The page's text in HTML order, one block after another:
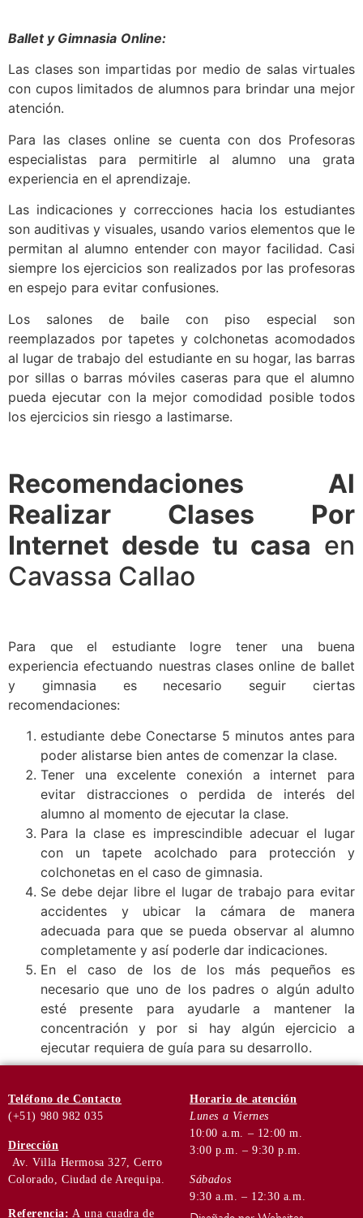
Ballet y Gimnasia Online:
Las clases son impartidas por medio de salas virtuales
con cupos limitados de alumnos para brindar una mejor
atención.
Para las clases online se cuenta con dos Profesoras
especialistas para permitirle al alumno una grata
experiencia en el aprendizaje.
Las indicaciones y correcciones hacia los estudiantes
son auditivas y visuales, usando varios elementos que le
permitan al alumno entender con mayor facilidad. Casi
siempre los ejercicios son realizados por las profesoras
en espejo para evitar confusiones.
Los salones de baile con piso especial son
reemplazados por tapetes y colchonetas acomodados
al lugar de trabajo del estudiante en su hogar, las barras
por sillas o barras móviles caseras para que el alumno
pueda ejecutar con la mejor comodidad posible todos
los ejercicios sin riesgo a lastimarse.
Recomendaciones Al
Realizar Clases Por
Internet desde tu casa en
Cavassa Callao
Para que el estudiante logre tener una buena
experiencia efectuando nuestras clases online de ballet
y gimnasia es necesario seguir ciertas
recomendaciones:
estudiante debe Conectarse 5 minutos antes para
poder alistarse bien antes de comenzar la clase.
Tener una excelente conexión a internet para
evitar distracciones o perdida de interés del
alumno al momento de ejecutar la clase.
Para la clase es imprescindible adecuar el lugar
con un tapete acolchado para protección y
colchonetas en el caso de gimnasia.
Se debe dejar libre el lugar de trabajo para evitar
accidentes y ubicar la cámara de manera
adecuada para que se pueda observar al alumno
completamente y así poderle dar indicaciones.
En el caso de los de los más pequeños es
necesario que uno de los padres o algún adulto
esté presente para ayudarle a mantener la
concentración y por si hay algún ejercicio a
ejecutar requiera de guía para su desarrollo.
Teléfono de Contacto
(+51) 980 982 035
Dirección
Av. Villa Hermosa 327, Cerro
Colorado, Ciudad de Arequipa.
Referencia: A una cuadra de
Horario de atención
Lunes a Viernes
10:00 a.m. – 12:00 m.
3:00 p.m. – 9:30 p.m.
Sábados
9:30 a.m. – 12:30 a.m.